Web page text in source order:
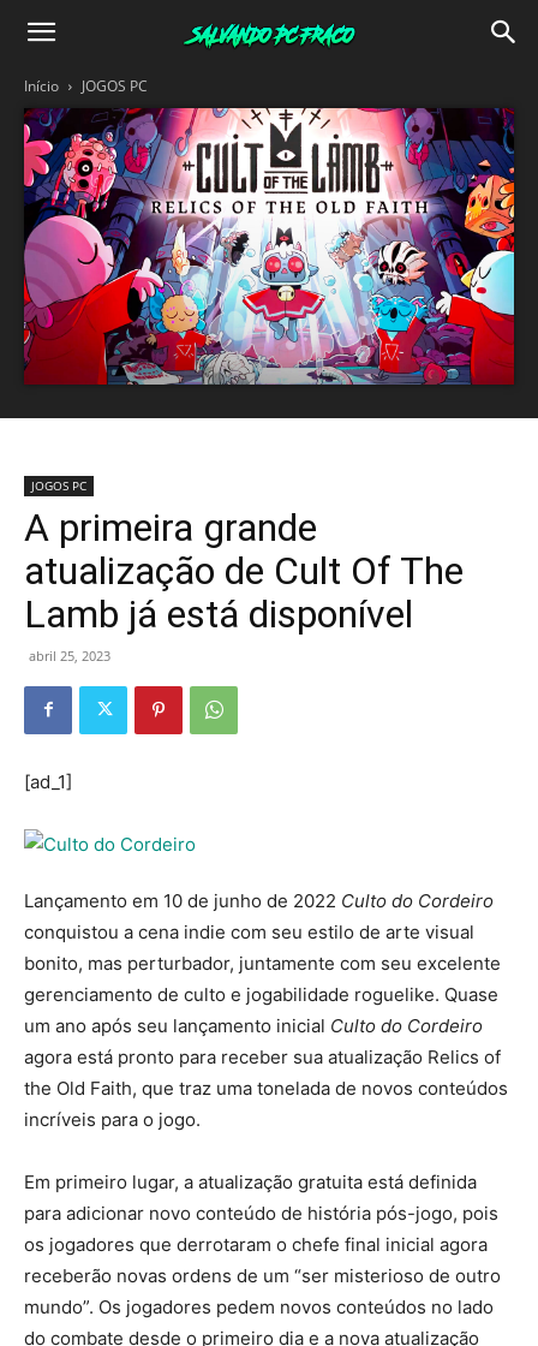
Salvando
Fraco
Início JOGOS PC
JOGOS PC
A primeira grande
atualização de Cult Of The
Lamb já está disponível
abril 25, 2023
[ad_1]
Lançamento em 10 de junho de 2022 Culto do Cordeiro
conquistou a cena indie com seu estilo de arte visual
bonito, mas perturbador, juntamente com seu excelente
gerenciamento de culto e jogabilidade roguelike. Quase
um ano após seu lançamento inicial Culto do Cordeiro
agora está pronto para receber sua atualização Relics of
the Old Faith, que traz uma tonelada de novos conteúdos
incríveis para o jogo.
Em primeiro lugar, a atualização gratuita está definida
para adicionar novo conteúdo de história pós-jogo, pois
os jogadores que derrotaram o chefe final inicial agora
receberão novas ordens de um “ser misterioso de outro
mundo”. Os jogadores pedem novos conteúdos no lado
do combate desde o primeiro dia e a nova atualização